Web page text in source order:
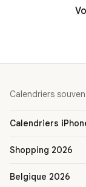
Calendriers
Calendriers
Shopping 2026
Belgique 2026